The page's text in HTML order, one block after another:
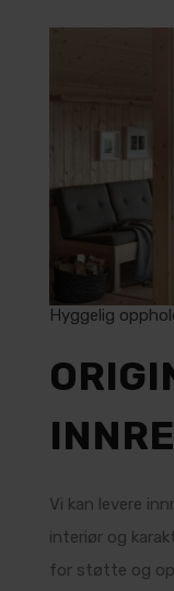
Hyggelig
Vi kan levere
interiør og
for støtte og